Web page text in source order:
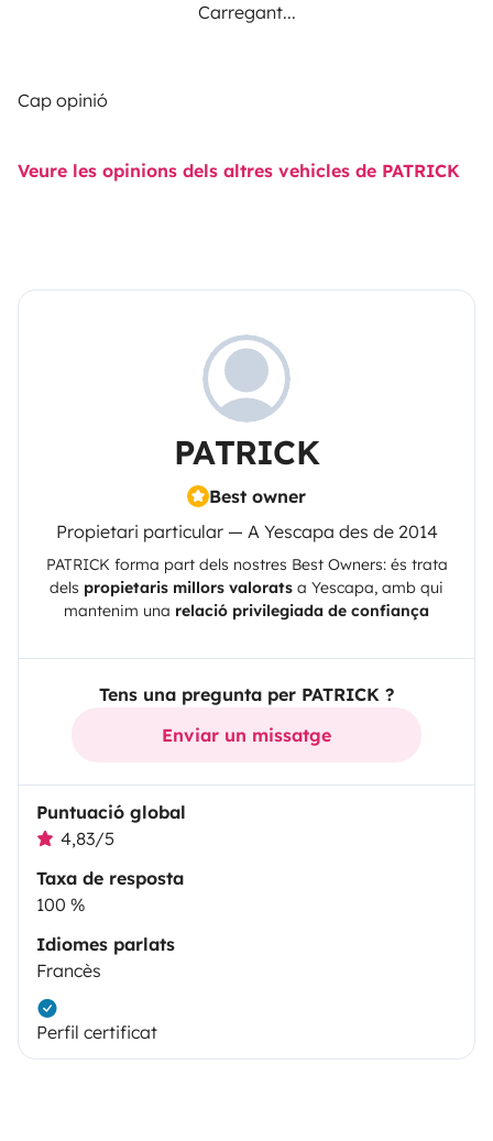
Carregant...
Cap opinió
Veure les opinions dels altres vehicles de PATRICK
PATRICK
Best owner
Propietari particular — A Yescapa des de 2014
PATRICK forma part dels nostres Best Owners: és trata
dels propietaris millors valorats a Yescapa, amb qui
mantenim una relació privilegiada de confiança
Tens una pregunta per PATRICK ?
Enviar un missatge
Puntuació global
4,83/5
Taxa de resposta
100 %
Idiomes parlats
Francès
Perfil certificat